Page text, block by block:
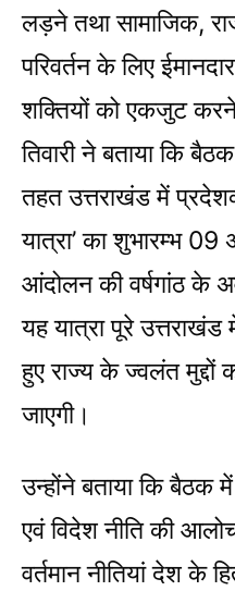
लड़ने तथा सामाजिक,
परिवर्तन के लिए
शक्तियों को एकजुट
तिवारी ने बताया कि
तहत उत्तराखंड में
यात्रा’ का शुभारम्भ 09
आंदोलन की वर्षगांठ के
यह यात्रा पूरे
हुए राज्य के ज्वलंत
जाएगी।
उन्होंने बताया कि बैठक
एवं विदेश नीति की
वर्तमान नीतियां देश के